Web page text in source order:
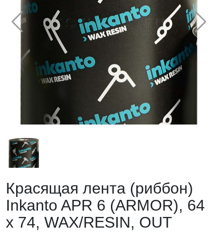
Красящая лента (риббон)
Inkanto APR 6 (ARMOR), 64
х 74, WAX/RESIN, OUT